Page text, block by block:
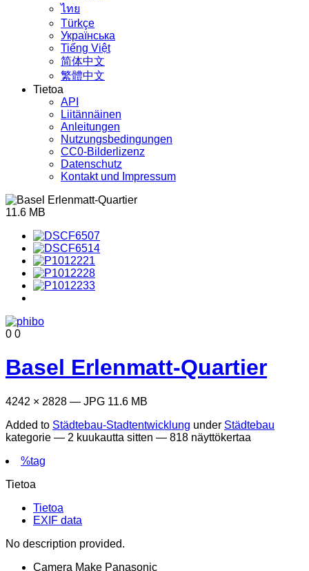
ไทย
Türkçe
Українська
Tiếng Việt
简体中文
繁體中文
Tietoa
API
Liitännäinen
Anleitungen
Nutzungsbedingungen
CC0-Bilderlizenz
Datenschutz
Kontakt und Impressum
11.6 MB
0 0
Basel Erlenmatt-Quartier
4242 × 2828 — JPG 11.6 MB
Added to Städtebau-Stadtentwicklung under Städtebau
kategorie — 2 kuukautta sitten — 818 näyttökertaa
%tag
Tietoa
Tietoa
EXIF data
No description provided.
Camera Make Panasonic